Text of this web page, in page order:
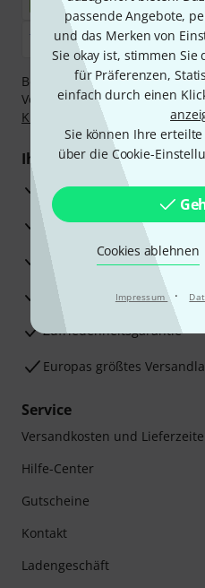
passende Angebote,
und das Merken von
Sie okay ist, stimmen Sie
für Präferenzen,
einfach durch einen
Sie können Ihre
über die Cookie-
Cookies ablehnen
Impressum ·
Bezahlen Sie vertraulich und
Vorkasse, PayPal, Amazon
Klarna Ratenzahlung
oder
Ihre Vorteile
3 Jahre Thomann Garantie
30 Tage Money-Back-
Reparaturservice
Beratung durch
Zufriedenheitsgarantie
Europas größtes
Service
Versandkosten und
Hilfe-Center
Gutscheine
Kontakt
Ladengeschäft